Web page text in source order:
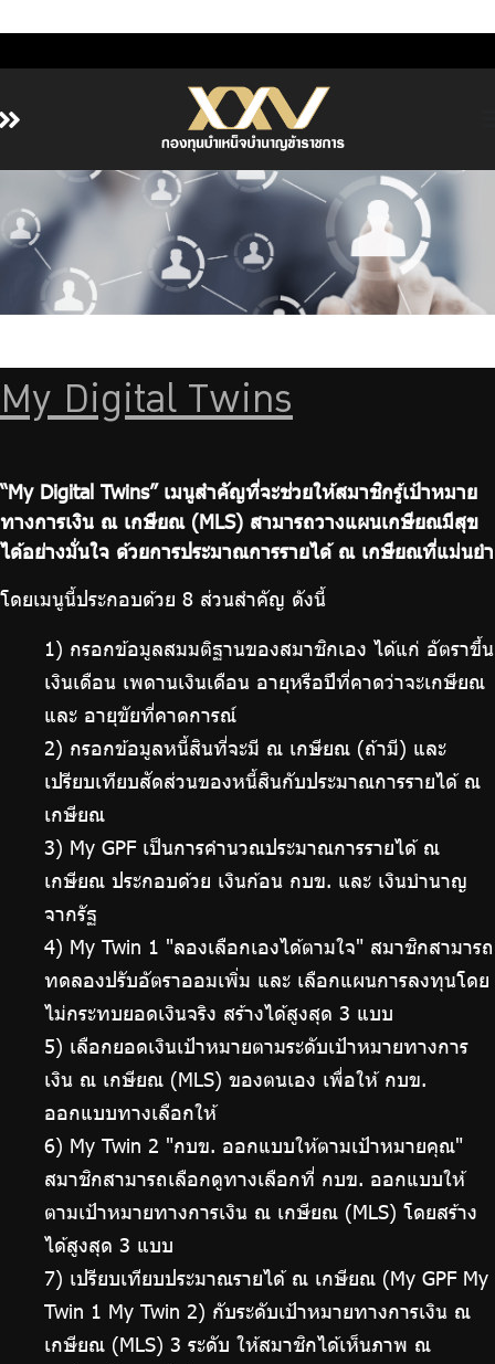
เกี่ยวกับ กบข.
บริการสมาชิก
ลงทุน
รายงานผลการดำเนินงาน
บริการเจ้าหน้าที่ส่วนราชการ
ร่วมงานกับเรา
ไทย | Eng
My Digital Twins
“My Digital Twins” เมนูสำคัญที่จะช่วยให้สมาชิกรู้เป้าหมาย
ทางการเงิน ณ เกษียณ (MLS) สามารถวางแผนเกษียณมีสุข
ได้อย่างมั่นใจ ด้วยการประมาณการรายได้ ณ เกษียณที่แม่นยำ
โดยเมนูนี้ประกอบด้วย 8 ส่วนสำคัญ ดังนี้
1) กรอกข้อมูลสมมติฐานของสมาชิกเอง ได้แก่ อัตราขึ้น
เงินเดือน เพดานเงินเดือน อายุหรือปีที่คาดว่าจะเกษียณ
และ อายุขัยที่คาดการณ์
2) กรอกข้อมูลหนี้สินที่จะมี ณ เกษียณ (ถ้ามี) และ
เปรียบเทียบสัดส่วนของหนี้สินกับประมาณการรายได้ ณ
เกษียณ
3) My GPF เป็นการคำนวณประมาณการรายได้ ณ
เกษียณ ประกอบด้วย เงินก้อน กบข. และ เงินบำนาญ
จากรัฐ
4) My Twin 1 "ลองเลือกเองได้ตามใจ" สมาชิกสามารถ
ทดลองปรับอัตราออมเพิ่ม และ เลือกแผนการลงทุนโดย
ไม่กระทบยอดเงินจริง สร้างได้สูงสุด 3 แบบ
5) เลือกยอดเงินเป้าหมายตามระดับเป้าหมายทางการ
เงิน ณ เกษียณ (MLS) ของตนเอง เพื่อให้ กบข.
ออกแบบทางเลือกให้
6) My Twin 2 "กบข. ออกแบบให้ตามเป้าหมายคุณ"
สมาชิกสามารถเลือกดูทางเลือกที่ กบข. ออกแบบให้
ตามเป้าหมายทางการเงิน ณ เกษียณ (MLS) โดยสร้าง
ได้สูงสุด 3 แบบ
7) เปรียบเทียบประมาณรายได้ ณ เกษียณ (My GPF My
Twin 1 My Twin 2) กับระดับเป้าหมายทางการเงิน ณ
เกษียณ (MLS) 3 ระดับ ให้สมาชิกได้เห็นภาพ ณ